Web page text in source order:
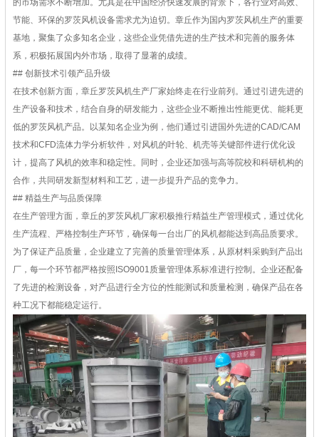
的市场需求不断增加。尤其是在中国经济快速发展的背景下，各行业对高效、
节能、环保的罗茨风机设备需求尤为迫切。章丘作为国内罗茨风机生产的重要
基地，聚集了众多知名企业，这些企业凭借先进的生产技术和完善的服务体
系，积极拓展国内外市场，取得了显著的成绩。
## 创新技术引领产品升级
在技术创新方面，章丘罗茨风机生产厂家始终走在行业前列。通过引进先进的
生产设备和技术，结合自身的研发能力，这些企业不断推出性能更优、能耗更
低的罗茨风机产品。以某知名企业为例，他们通过引进国外先进的CAD/CAM
技术和CFD流体力学分析软件，对风机的叶轮、机壳等关键部件进行优化设
计，提高了风机的效率和稳定性。同时，企业还加强与高等院校和科研机构的
合作，共同研发新型材料和工艺，进一步提升产品的竞争力。
## 精益生产与品质保障
在生产管理方面，章丘的罗茨风机厂家积极推行精益生产管理模式，通过优化
生产流程、严格控制生产环节，确保每一台出厂的风机都能达到高品质要求。
为了保证产品质量，企业建立了完善的质量管理体系，从原材料采购到产品出
厂，每一个环节都严格按照ISO9001质量管理体系标准进行控制。企业还配备
了先进的检测设备，对产品进行全方位的性能测试和质量检测，确保产品在各
种工况下都能稳定运行。